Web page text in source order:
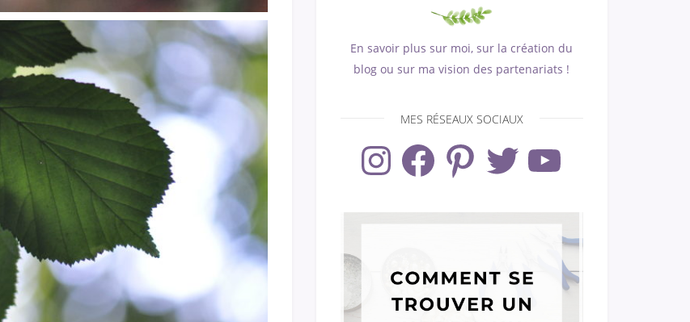
En savoir plus sur moi, sur la création du
blog ou sur ma vision des partenariats !
MES RÉSEAUX SOCIAUX
InstagramFacebook PinterestTwitter YouTube